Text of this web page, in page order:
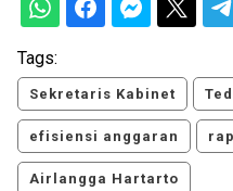
Tags:
Sekretaris Kabinet
efisiensi anggaran
Airlangga Hartarto